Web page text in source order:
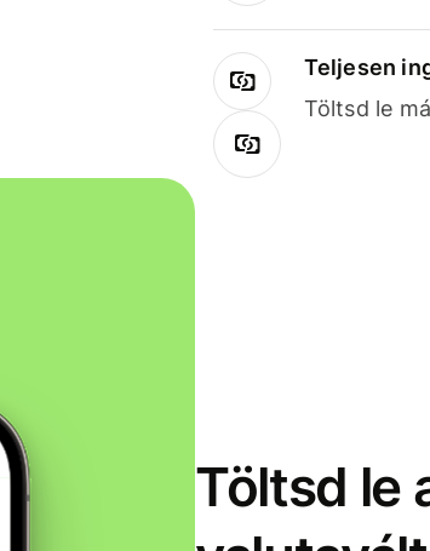
Teljesen
Töltsd le
Töltsd le